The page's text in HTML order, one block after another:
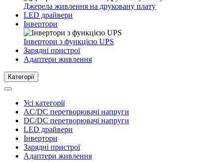
Джерела живлення на друковану плату
LED драйвери
Інвертори
Інвертори з функцією UPS
Зарядні пристрої
Адаптери живлення
Категорії
Усі категорії
AC/DC перетворювачі напруги
DC/DC перетворювачі напруги
LED драйвери
Інвертори
Зарядні пристрої
Адаптери живлення